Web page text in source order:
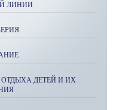
ЛИНИИ
ДЕТЕЙ И ИХ